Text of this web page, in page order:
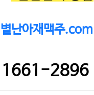
별난아재맥주.com
1661-2896